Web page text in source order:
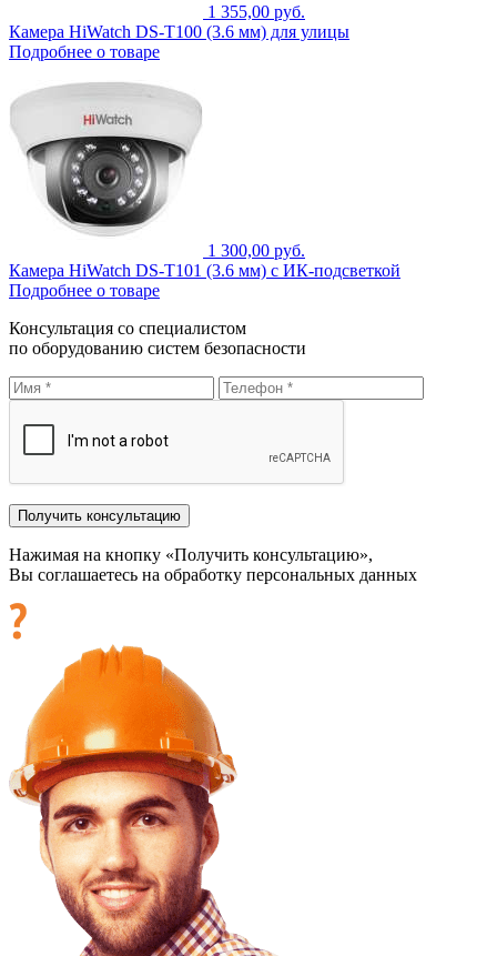
1 355,00 руб.
Камера HiWatch DS-T100 (3.6 мм) для улицы
Подробнее о товаре
1 300,00 руб.
Камера HiWatch DS-T101 (3.6 мм) с ИК-подсветкой
Подробнее о товаре
Консультация со специалистом
по оборудованию систем безопасности
Нажимая на кнопку «Получить консультацию»,
Вы соглашаетесь на обработку персональных данных